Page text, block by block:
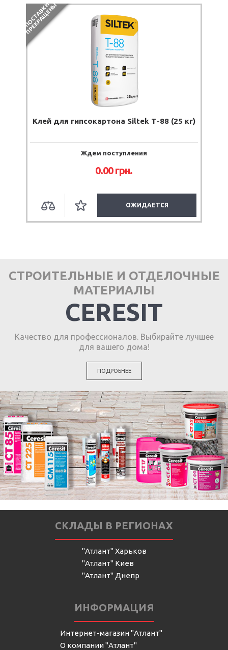
П
О
С
Т
А
В
К
И
П
Р
Е
К
Р
А
Щ
Е
Н
Ы
Клей для гипсокартона Siltek Т-88 (25 кг)
Ждем поступления
0.00 грн.
ОЖИДАЕТСЯ
СТРОИТЕЛЬНЫЕ И ОТДЕЛОЧНЫЕ
МАТЕРИАЛЫ
CERESIT
Качество для профессионалов. Выбирайте лучшее
для вашего дома!
ПОДРОБНЕЕ
СКЛАДЫ В РЕГИОНАХ
"Атлант" Харьков
"Атлант" Киев
"Атлант" Днепр
ИНФОРМАЦИЯ
Интернет-магазин "Атлант"
О компании "Атлант"